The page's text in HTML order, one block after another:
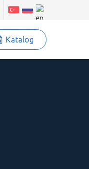
Katalog